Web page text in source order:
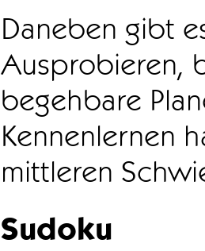
Daneben gibt
Ausprobieren,
begehbare
Kennenlernen
mittleren
Sudoku